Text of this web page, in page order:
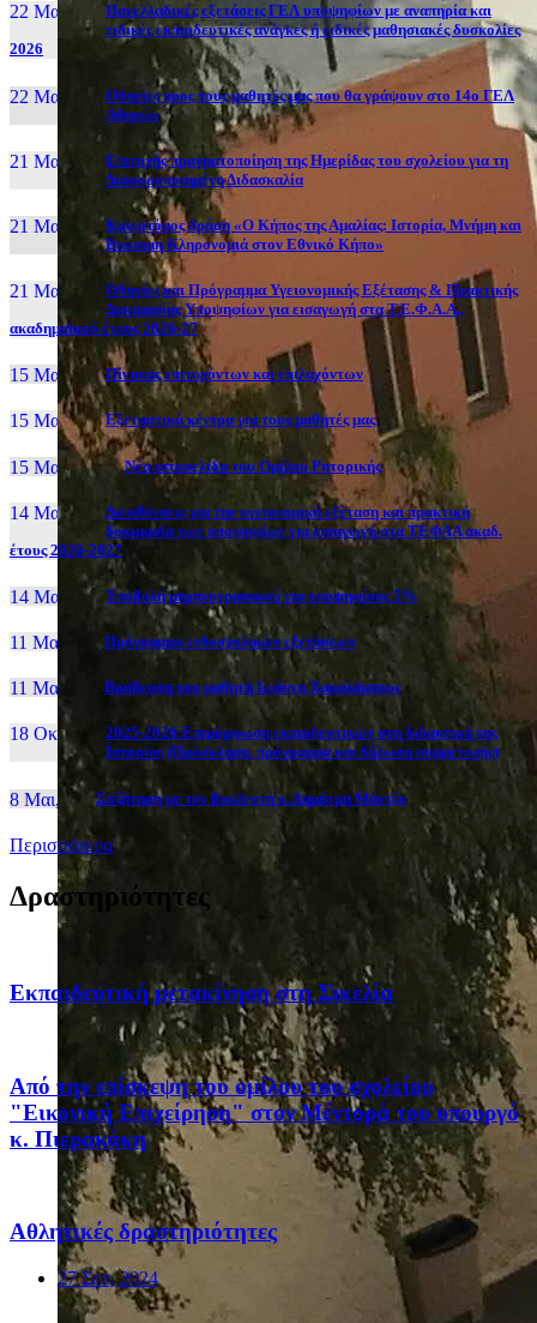
22 Μαι, 26
Πανελλαδικές εξετάσεις ΓΕΛ υποψηφίων με αναπηρία και
ειδικές εκπαιδευτικές ανάγκες ή ειδικές μαθησιακές δυσκολίες
2026
22 Μαι, 26
Οδηγίες προς τους μαθητές μας που θα γράψουν στο 14ο ΓΕΛ
Αθηνών
21 Μαι, 26
Επιτυχής πραγματοποίηση της Ημερίδας του σχολείου για τη
Διαφοροποιημένη Διδασκαλία
21 Μαι, 26
Καινοτόμος δράση «Ο Κήπος της Αμαλίας: Ιστορία, Μνήμη και
Βιώσιμη Κληρονομιά στον Εθνικό Κήπο»
21 Μαι, 26
Οδηγίες και Πρόγραμμα Υγειονομικής Εξέτασης & Πρακτικής
Δοκιμασίας Υποψηφίων για εισαγωγή στα Τ.Ε.Φ.Α.Α.,
ακαδημαϊκού έτους 2026-27
15 Μαι, 26 Πίνακας επιτυχόντων και επιλαχόντων
15 Μαι, 26 Εξεταστικά κέντρα για τους μαθητές μας
15 Μαι, 2026 Νέα ιστοσελίδα του Ομίλου Ρητορικής
14 Μαι, 26
Διευθύνσεις για την υγειονομική εξέταση και πρακτική
δοκιμασία των υποψηφίων για εισαγωγή στα ΤΕΦΑΑ ακαδ.
έτους 2026-2027
14 Μαι, 26 Yποβολή μηχανογραφικού για υποψηφίους 5%
11 Μαι, 26 Πρόγραμμα ενδοσχολικών εξετάσεων
11 Μαι, 26 Βράβευση του μαθητή Ιωάννη Χαραλάμπους
18 Οκτ, 25
2025-2026:Επιμόρφωση εκπαιδευτικών στη διδακτική της
Ιστορίας (Πρόσκληση, πρόγραμμα και δήλωση συμμετοχής)
8 Μαι, 26 Συζήτηση με τον βουλευτή κ. Δημήτρη Μάντζο
Περισσότερα
Δραστηριότητες
Eκπαιδευτική μετακίνηση στη Σικελία
Από την επίσκεψη του ομίλου του σχολείου
"Εικονική Επιχείρηση" στον Μέντορά του υπουργό
κ. Πιερακάκη
Αθλητικές δραστηριότητες
27 Σεπ, 2024